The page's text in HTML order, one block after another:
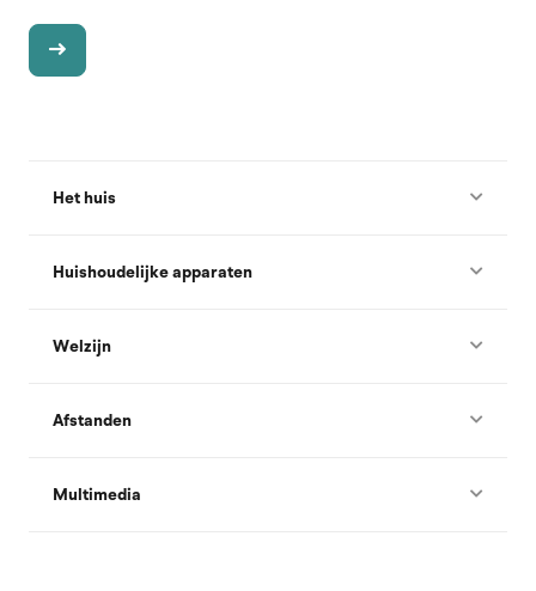
Het huis
Huishoudelijke apparaten
Welzijn
Afstanden
Multimedia